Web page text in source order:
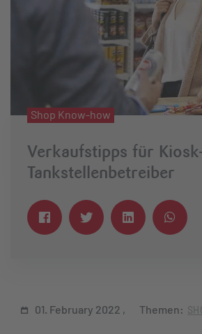
Shop Know-how
Verkaufstipps für
Tankstellenbetreiber
01. February 2022 Themen: